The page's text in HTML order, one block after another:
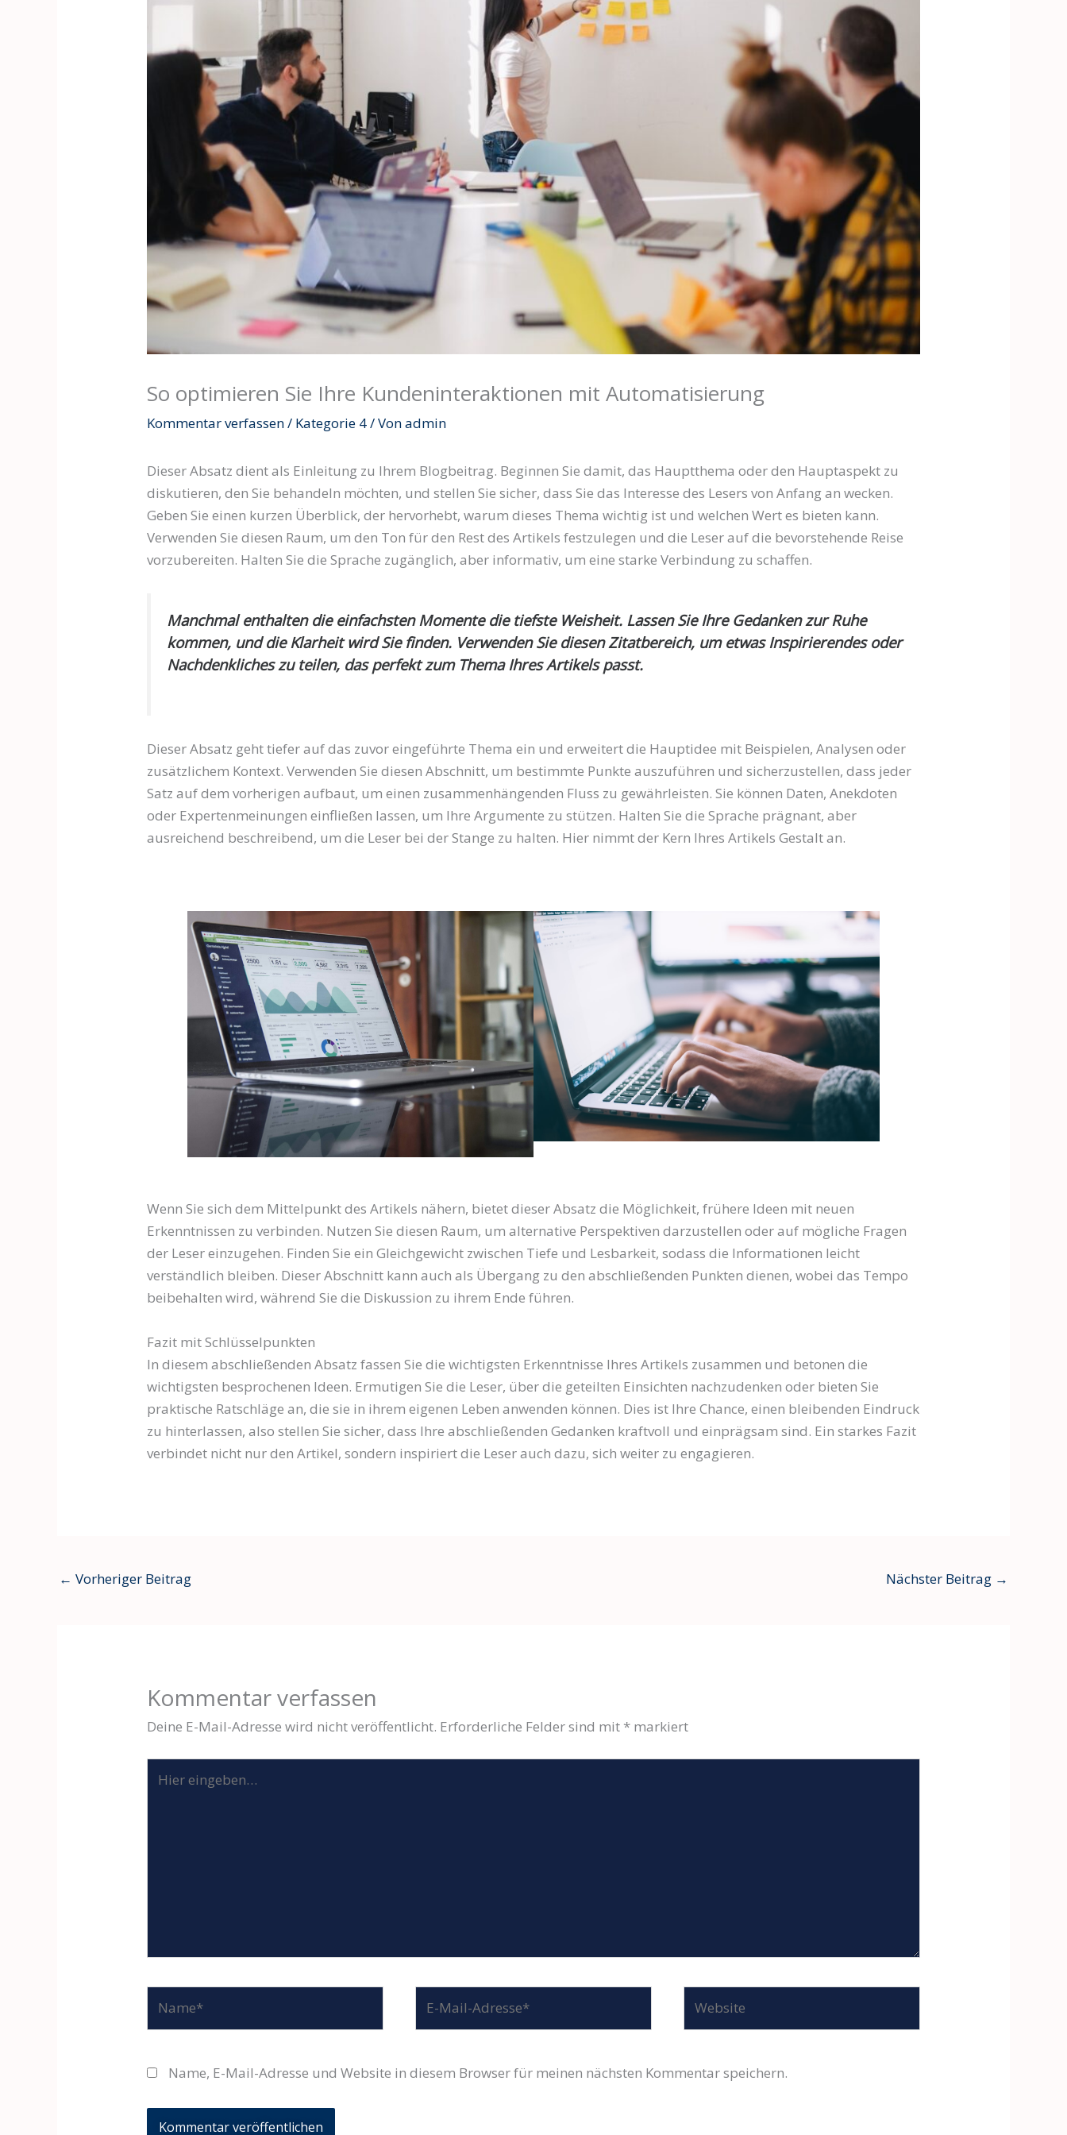
So optimieren Sie Ihre Kundeninteraktionen mit Automatisierung
Kommentar verfassen/ Kategorie 4/ Vonadmin
Dieser Absatz dient als Einleitung zu Ihrem Blogbeitrag. Beginnen Sie damit, das Hauptthema oder den Hauptaspekt zu
diskutieren, den Sie behandeln möchten, und stellen Sie sicher, dass Sie das Interesse des Lesers von Anfang an wecken.
Geben Sie einen kurzen Überblick, der hervorhebt, warum dieses Thema wichtig ist und welchen Wert es bieten kann.
Verwenden Sie diesen Raum, um den Ton für den Rest des Artikels festzulegen und die Leser auf die bevorstehende Reise
vorzubereiten. Halten Sie die Sprache zugänglich, aber informativ, um eine starke Verbindung zu schaffen.
Manchmal enthalten die einfachsten Momente die tiefste Weisheit. Lassen Sie Ihre Gedanken zur Ruhe
kommen, und die Klarheit wird Sie finden. Verwenden Sie diesen Zitatbereich, um etwas Inspirierendes oder
Nachdenkliches zu teilen, das perfekt zum Thema Ihres Artikels passt.
Dieser Absatz geht tiefer auf das zuvor eingeführte Thema ein und erweitert die Hauptidee mit Beispielen, Analysen oder
zusätzlichem Kontext. Verwenden Sie diesen Abschnitt, um bestimmte Punkte auszuführen und sicherzustellen, dass jeder
Satz auf dem vorherigen aufbaut, um einen zusammenhängenden Fluss zu gewährleisten. Sie können Daten, Anekdoten
oder Expertenmeinungen einfließen lassen, um Ihre Argumente zu stützen. Halten Sie die Sprache prägnant, aber
ausreichend beschreibend, um die Leser bei der Stange zu halten. Hier nimmt der Kern Ihres Artikels Gestalt an.
Wenn Sie sich dem Mittelpunkt des Artikels nähern, bietet dieser Absatz die Möglichkeit, frühere Ideen mit neuen
Erkenntnissen zu verbinden. Nutzen Sie diesen Raum, um alternative Perspektiven darzustellen oder auf mögliche Fragen
der Leser einzugehen. Finden Sie ein Gleichgewicht zwischen Tiefe und Lesbarkeit, sodass die Informationen leicht
verständlich bleiben. Dieser Abschnitt kann auch als Übergang zu den abschließenden Punkten dienen, wobei das Tempo
beibehalten wird, während Sie die Diskussion zu ihrem Ende führen.
Fazit mit Schlüsselpunkten
In diesem abschließenden Absatz fassen Sie die wichtigsten Erkenntnisse Ihres Artikels zusammen und betonen die
wichtigsten besprochenen Ideen. Ermutigen Sie die Leser, über die geteilten Einsichten nachzudenken oder bieten Sie
praktische Ratschläge an, die sie in ihrem eigenen Leben anwenden können. Dies ist Ihre Chance, einen bleibenden Eindruck
zu hinterlassen, also stellen Sie sicher, dass Ihre abschließenden Gedanken kraftvoll und einprägsam sind. Ein starkes Fazit
verbindet nicht nur den Artikel, sondern inspiriert die Leser auch dazu, sich weiter zu engagieren.
← Vorheriger Beitrag Nächster Beitrag →
Kommentar verfassen
Deine E-Mail-Adresse wird nicht veröffentlicht. Erforderliche Felder sind mit * markiert
eingeben…
Mail-
Name, E-Mail-Adresse und Website in diesem Browser für meinen nächsten Kommentar speichern.